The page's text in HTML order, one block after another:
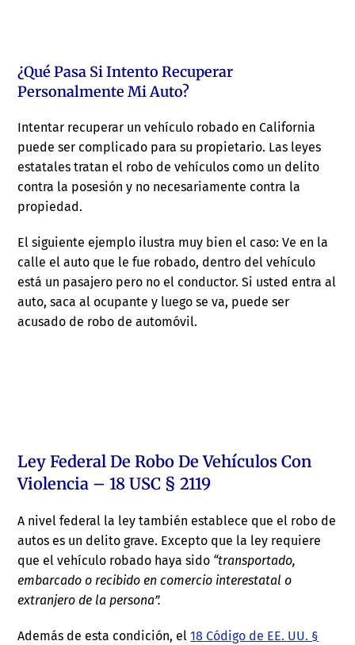
¿Qué Pasa Si Intento Recuperar
Personalmente Mi Auto?
Intentar recuperar un vehículo robado en California
puede ser complicado para su propietario. Las leyes
estatales tratan el robo de vehículos como un delito
contra la posesión y no necesariamente contra la
propiedad.
El siguiente ejemplo ilustra muy bien el caso: Ve en la
calle el auto que le fue robado, dentro del vehículo
está un pasajero pero no el conductor. Si usted entra al
auto, saca al ocupante y luego se va, puede ser
acusado de robo de automóvil.
Ley Federal De Robo De Vehículos Con
Violencia – 18 USC § 2119
A nivel federal la ley también establece que el robo de
autos es un delito grave. Excepto que la ley requiere
que el vehículo robado haya sido “transportado,
embarcado o recibido en comercio interestatal o
extranjero de la persona”.
Además de esta condición, el18 Código de EE. UU. §